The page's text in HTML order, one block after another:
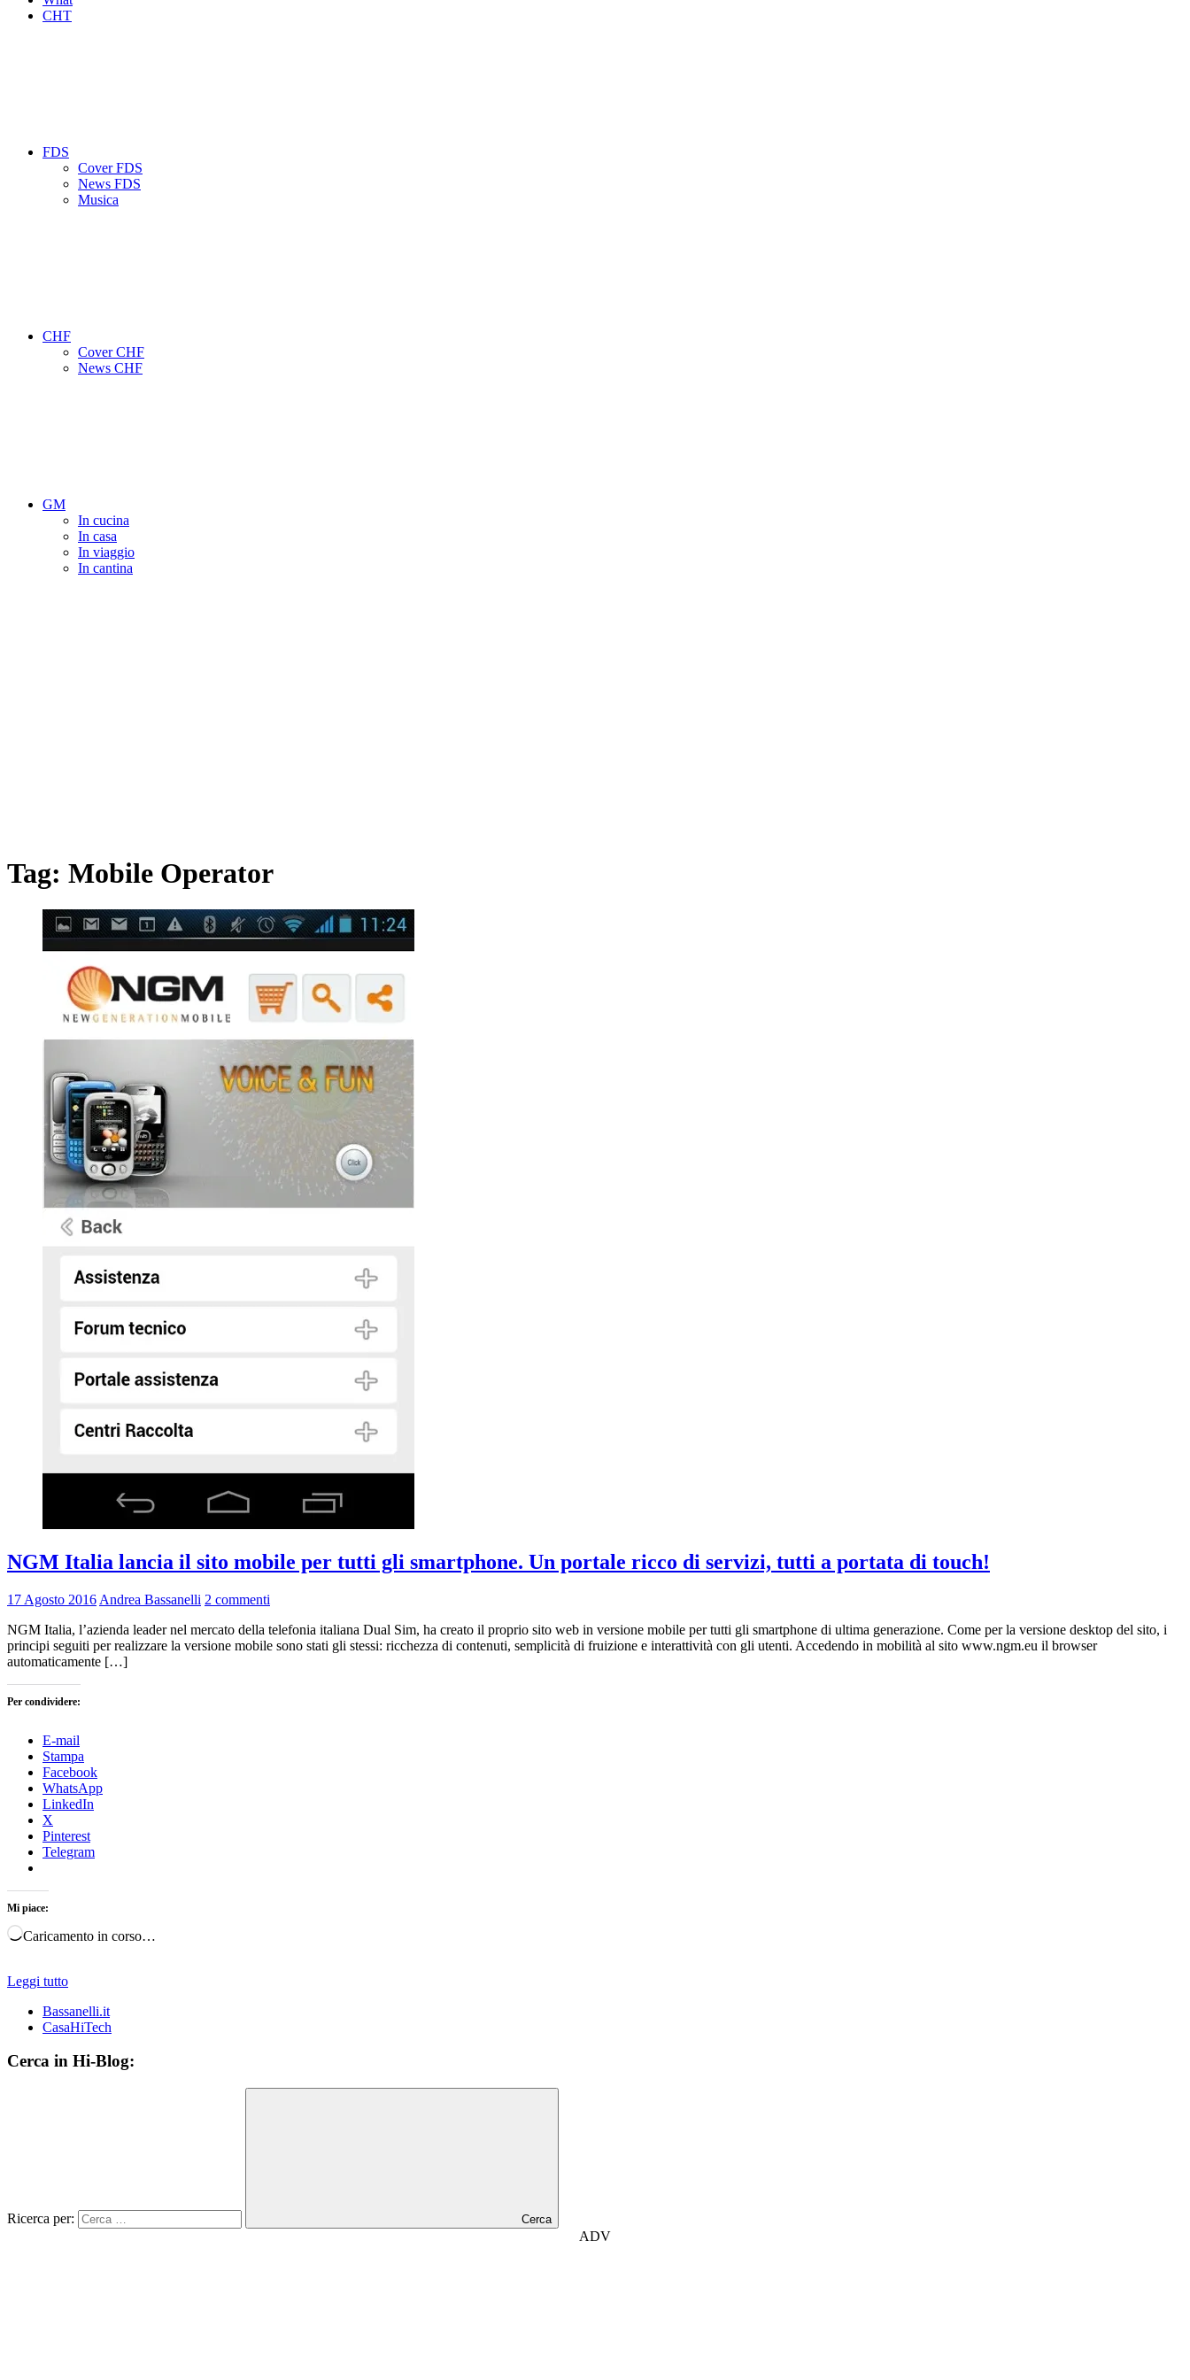
CHT
FDS
Cover FDS
News FDS
Musica
CHF
Cover CHF
News CHF
GM
In cucina
In casa
In viaggio
In cantina
Tag: Mobile Operator
NGM Italia lancia il sito mobile per tutti gli smartphone. Un portale ricco di servizi, tutti a portata di touch!
17 Agosto 2016 Andrea Bassanelli 2 commenti
NGM Italia, l’azienda leader nel mercato della telefonia italiana Dual Sim, ha creato il proprio sito web in versione mobile per tutti gli smartphone di ultima generazione. Come per la versione desktop del sito, i
principi seguiti per realizzare la versione mobile sono stati gli stessi: ricchezza di contenuti, semplicità di fruizione e interattività con gli utenti. Accedendo in mobilità al sito www.ngm.eu il browser
automaticamente […]
Per condividere:
E-mail
Stampa
Facebook
WhatsApp
LinkedIn
X
Pinterest
Telegram
Mi piace:
Caricamento in corso…
Leggi tutto
Bassanelli.it
CasaHiTech
Cerca in Hi-Blog:
Ricerca per: Cerca
ADV